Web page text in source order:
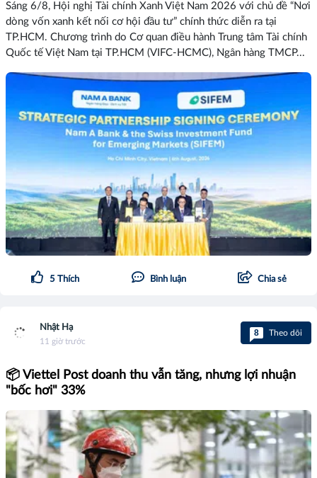
Sáng 6/8, Hội nghị Tài chính Xanh Việt Nam 2026 với chủ đề “Nơi
dòng vốn xanh kết nối cơ hội đầu tư” chính thức diễn ra tại
TP.HCM. Chương trình do Cơ quan điều hành Trung tâm Tài chính
Quốc tế Việt Nam tại TP.HCM (VIFC-HCMC), Ngân hàng TMCP...
5 Thích Bình luận Chia sẻ
Nhật Hạ
11 giờ trước
8 Theo dõi
📦 Viettel Post doanh thu vẫn tăng, nhưng lợi nhuận
"bốc hơi" 33%